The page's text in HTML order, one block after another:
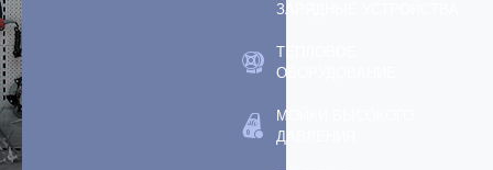
ЗАРЯДНЫЕ УСТРОЙСТВА
ТЕПЛОВОЕ
ОБОРУДОВАНИЕ
МОЙКИ ВЫСОКОГО
ДАВЛЕНИЯ